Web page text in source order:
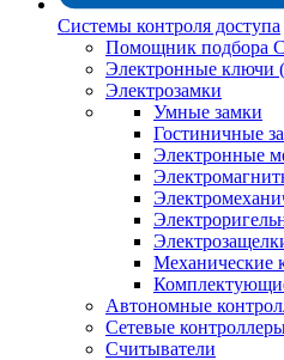
Системы контроля доступа
Помощник подбора
Электронные ключи
Электрозамки
Умные замки
Гостиничные
Электронные
Механические
Автономные
Сетевые
Считыватели